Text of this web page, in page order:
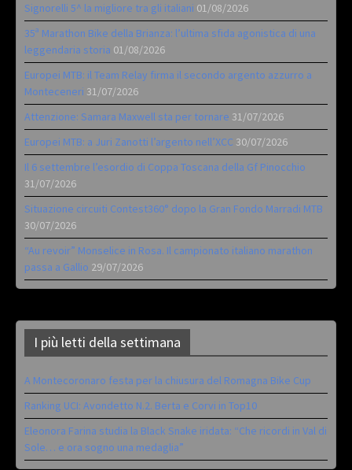
Signorelli 5^ la migliore tra gli italiani 01/08/2026
35ª Marathon Bike della Brianza: l’ultima sfida agonistica di una
leggendaria storia 01/08/2026
Europei MTB: il Team Relay firma il secondo argento azzurro a
Monteceneri 31/07/2026
Attenzione: Samara Maxwell sta per tornare 31/07/2026
Europei MTB: a Juri Zanotti l’argento nell’XCC 30/07/2026
Il 6 settembre l’esordio di Coppa Toscana della Gf Pinocchio
31/07/2026
Situazione circuiti Contest360° dopo la Gran Fondo Marradi MTB
30/07/2026
“Au revoir” Monselice in Rosa. Il campionato italiano marathon
passa a Gallio 29/07/2026
I più letti della settimana
A Montecoronaro festa per la chiusura del Romagna Bike Cup
Ranking UCI: Avondetto N.2. Berta e Corvi in Top10
Eleonora Farina studia la Black Snake iridata: “Che ricordi in Val di
Sole… e ora sogno una medaglia”